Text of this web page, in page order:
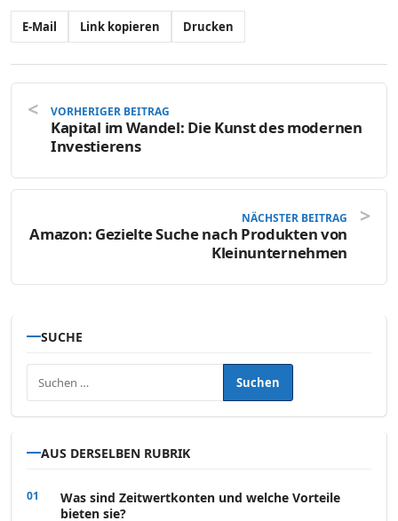
E-Mail Link kopieren Drucken
VORHERIGER BEITRAG
Kapital im Wandel: Die Kunst des modernen
Investierens
NÄCHSTER BEITRAG
Amazon: Gezielte Suche nach Produkten von
Kleinunternehmen
SUCHE
AUS DERSELBEN RUBRIK
Was sind Zeitwertkonten und welche Vorteile
bieten sie?